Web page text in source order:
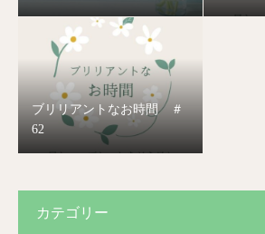
ブリリアントなお時間 ＃
62
カテゴリー